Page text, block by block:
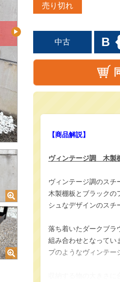
売り切れ
中古 B
【商品解説】
ヴィンテージ調 木製
ヴィンテージ調のスチ
木製棚板とブラックの
シュなデザインのスチ
落ち着いたダークブラ
組み合わせとなってい
プのようなヴィンテー